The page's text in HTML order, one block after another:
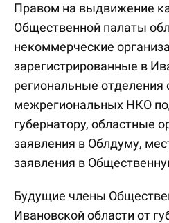
Правом на выдвижение
Общественной палаты
некоммерческие
зарегистрированные в
региональные отделения
межрегиональных НКО
губернатору, областные
заявления в Облдуму,
заявления в
Будущие члены
Ивановской области от